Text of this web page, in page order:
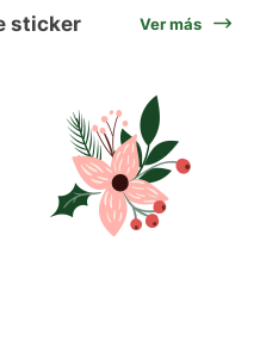
sticker Ver más